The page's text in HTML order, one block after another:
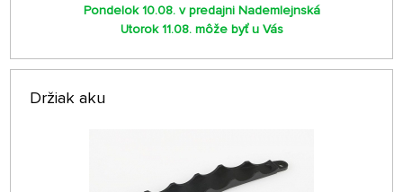
Pondelok 10.08. v predajni Nademlejnská
Utorok 11.08. môže byť u Vás
Držiak aku